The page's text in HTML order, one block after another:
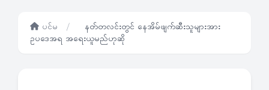
ပင်မ /
နတ်တလင်းတွင် နေအိမ်ဖျက်ဆီးသူများအား
ဥပဒေအရ အရေးယူမည်ဟုဆို